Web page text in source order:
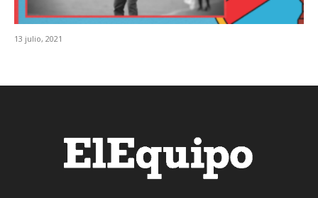
13 julio, 2021